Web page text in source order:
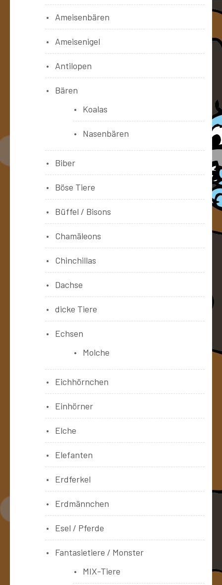
Ameisenbären
Ameisenigel
Antilopen
Bären
Koalas
Nasenbären
Biber
Böse Tiere
Büffel / Bisons
Chamäleons
Chinchillas
Dachse
dicke Tiere
Echsen
Molche
Eichhörnchen
Einhörner
Elche
Elefanten
Erdferkel
Erdmännchen
Esel / Pferde
Fantasietiere / Monster
MIX-Tiere